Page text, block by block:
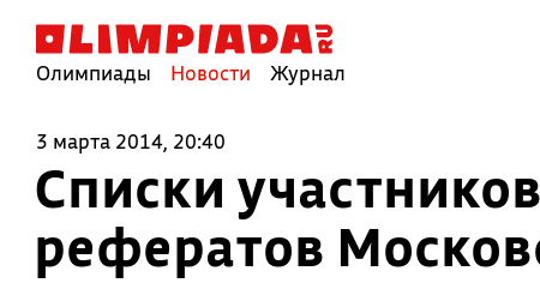
Олимпиады Новости Журнал
3 марта 2014, 20:40
Списки
рефератов